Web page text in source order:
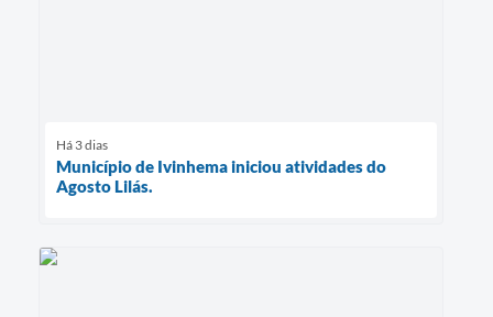
Há 3 dias
Município de Ivinhema iniciou atividades do
Agosto Lilás.